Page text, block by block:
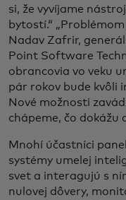
si, že vyvíjame
bytostí.“
Nadav Zafrir,
Point Software
obrancovia vo veku
pár rokov bude kvôli
Nové možnosti
chápeme, čo dokážu
Mnohí účastníci
systémy umelej
svet a interagujú s
nulovej dôvery,